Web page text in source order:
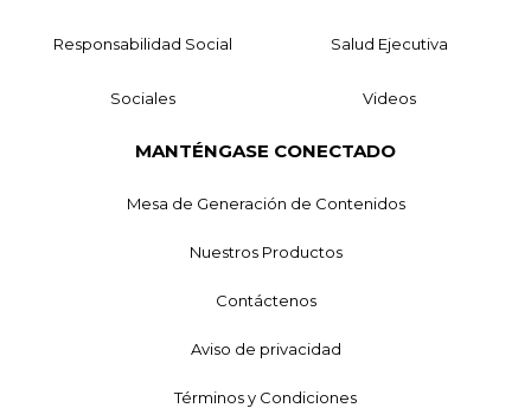
Responsabilidad Social Salud Ejecutiva
Sociales Videos
MANTÉNGASE CONECTADO
Mesa de Generación de Contenidos
Nuestros Productos
Contáctenos
Aviso de privacidad
Términos y Condiciones